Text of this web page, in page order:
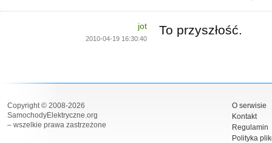
jot
2010-04-19 16:30:40
To przyszłość.
Copyright © 2008-2026
SamochodyElektryczne.org
– wszelkie prawa zastrzeżone
O serwisie
Kontakt
Regulamin
Polityka